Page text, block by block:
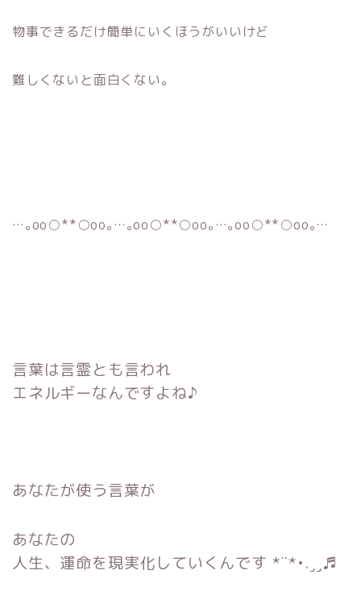
物事できるだけ簡単にいくほうがいいけど
難しくないと面白くない。
…｡oо○**○оo｡…｡oо○**○оo｡…｡oо○**○оo｡…
言葉は言霊とも言われ
エネルギーなんですよね♪
あなたが使う言葉が
あなたの
人生、運命を現実化していくんです *¨*•.¸¸♬